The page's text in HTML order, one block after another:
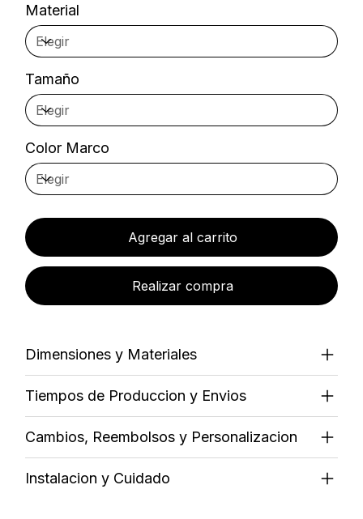
Material
Tamaño
Color Marco
Agregar al carrito
Realizar compra
Dimensiones y Materiales
Tiempos de Produccion y Envios
Cambios, Reembolsos y Personalizacion
Instalacion y Cuidado